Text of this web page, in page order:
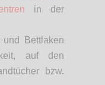
in der
und Bettlaken
auf den
bzw.